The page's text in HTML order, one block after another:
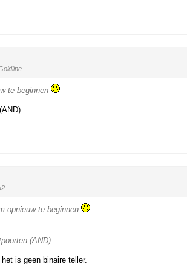
te beginnen
opnieuw te beginnen
(AND)
is geen binaire teller.